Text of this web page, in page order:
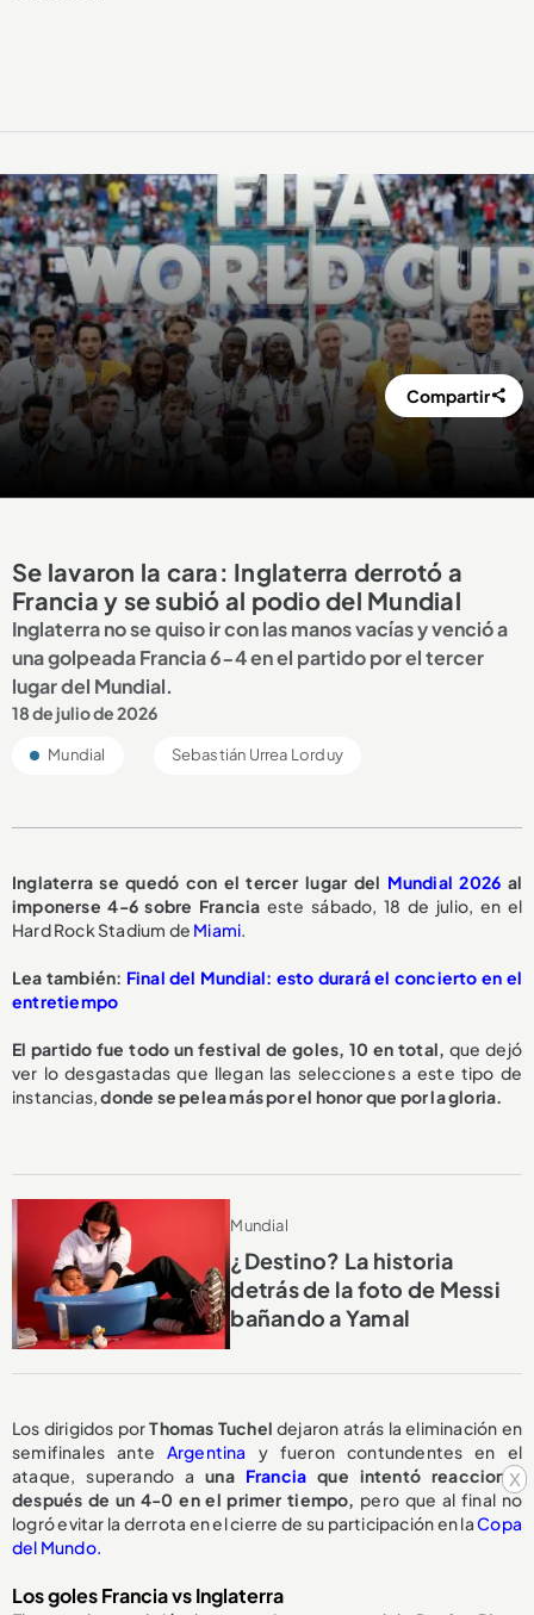
x
Compartir
Se lavaron la cara: Inglaterra derrotó a
Francia y se subió al podio del Mundial
Inglaterra no se quiso ir con las manos vacías y venció a
una golpeada Francia 6-4 en el partido por el tercer
lugar del Mundial.
18 de julio de 2026
Mundial Sebastián Urrea Lorduy
Inglaterra se quedó con el tercer lugar del Mundial 2026 al
imponerse 4-6 sobre Francia este sábado, 18 de julio, en el
Hard Rock Stadium de Miami
Lea también: Final del Mundial: esto durará el concierto en el
entretiempo
El partido fue todo un festival de goles, 10 en total, que dejó
ver lo desgastadas que llegan las selecciones a este tipo de
instancias,donde se pelea más por el honor que por la gloria.
Mundial
¿Destino? La historia
detrás de la foto de Messi
bañando a Yamal
Los dirigidos porThomas Tuchel dejaron atrás la eliminación en
semifinales ante Argentina y fueron contundentes en el
ataque, superando auna Franciaque intentó reaccionar
después de un 4-0 en el primer tiempo, pero que al final no
logró evitar la derrota en el cierre de su participación en laCopa
del Mundo.
Los goles Francia vs Inglaterra